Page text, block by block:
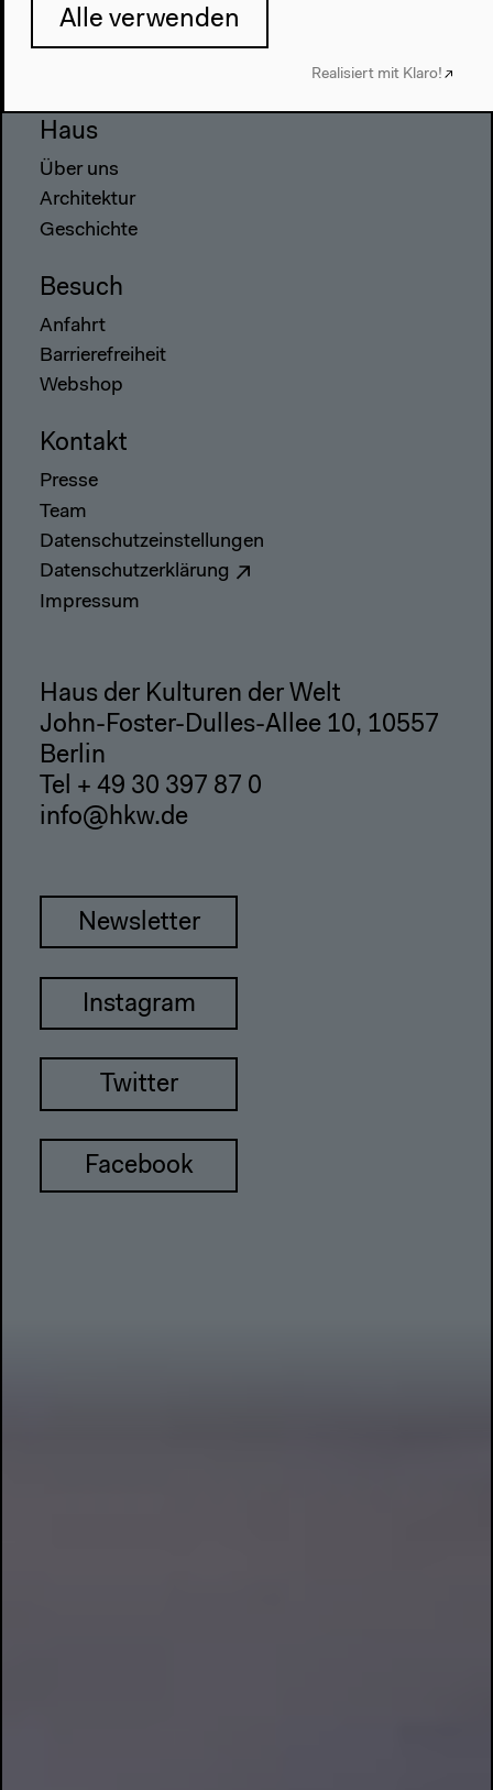
2022
Das Neue Alphabet
Haus
Über uns
Architektur
Geschichte
Besuch
Anfahrt
Barrierefreiheit
Webshop
Kontakt
Presse
Team
Datenschutzeinstellungen
Datenschutzerklärung
Impressum
Haus der Kulturen der Welt
John-Foster-Dulles-Allee 10, 10557
Berlin
Tel + 49 30 397 87 0
info@hkw.de
Newsletter
Instagram
Twitter
Facebook
Alle verwenden
Realisiert mit Klaro!